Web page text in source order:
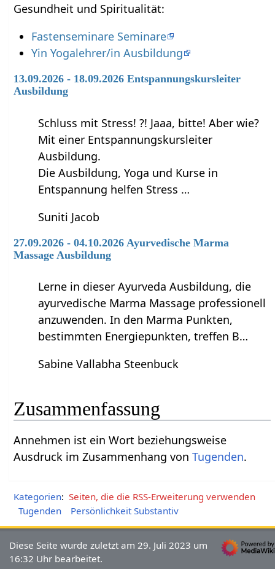
Gesundheit und Spiritualität:
Fastenseminare Seminare
Yin Yogalehrer/in Ausbildung
13.09.2026 - 18.09.2026 Entspannungskursleiter
Ausbildung
Schluss mit Stress! ?! Jaaa, bitte! Aber wie?
Mit einer Entspannungskursleiter
Ausbildung.
Die Ausbildung, Yoga und Kurse in
Entspannung helfen Stress …
Suniti Jacob
27.09.2026 - 04.10.2026 Ayurvedische Marma
Massage Ausbildung
Lerne in dieser Ayurveda Ausbildung, die
ayurvedische Marma Massage professionell
anzuwenden. In den Marma Punkten,
bestimmten Energiepunkten, treffen B…
Sabine Vallabha Steenbuck
Zusammenfassung
Annehmen‏‎ ist ein Wort beziehungsweise
Ausdruck im Zusammenhang vonTugenden.
Kategorien: Seiten, die die RSS-Erweiterung verwenden
Tugenden
Persönlichkeit Substantiv
Diese Seite wurde zuletzt am 29. Juli 2023 um
16:32 Uhr bearbeitet.